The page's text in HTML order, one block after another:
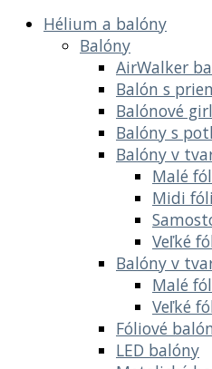
Hélium a balóny
Balóny
AirWalker
Balón s
Balónové
Balóny s
Balóny v
Malé
Midi
Veľké
Balóny v
Malé
Veľké
Fóliové
LED balóny